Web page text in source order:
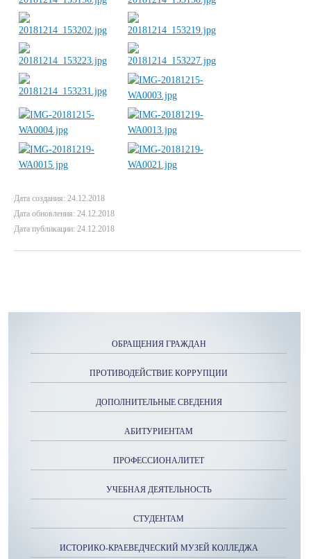
Дата создания: 24.12.2018
Дата обновления: 24.12.2018
Дата публикации: 24.12.2018
ОБРАЩЕНИЯ ГРАЖДАН
ПРОТИВОДЕЙСТВИЕ КОРРУПЦИИ
ДОПОЛНИТЕЛЬНЫЕ СВЕДЕНИЯ
АБИТУРИЕНТАМ
ПРОФЕССИОНАЛИТЕТ
УЧЕБНАЯ ДЕЯТЕЛЬНОСТЬ
СТУДЕНТАМ
ИСТОРИКО-КРАЕВЕДЧЕСКИЙ МУЗЕЙ КОЛЛЕДЖА